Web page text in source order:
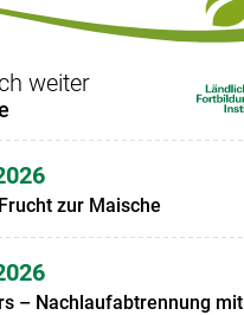
weiter
zur Maische
– Nachlaufabtrennung mit